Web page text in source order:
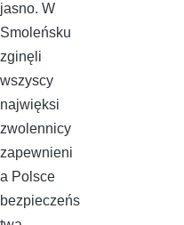
jasno. W
Smoleńsku
zginęli
wszyscy
najwięksi
zwolennicy
zapewnieni
a Polsce
bezpieczeńs